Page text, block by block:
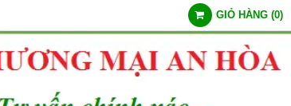
GIỎ HÀNG (0)